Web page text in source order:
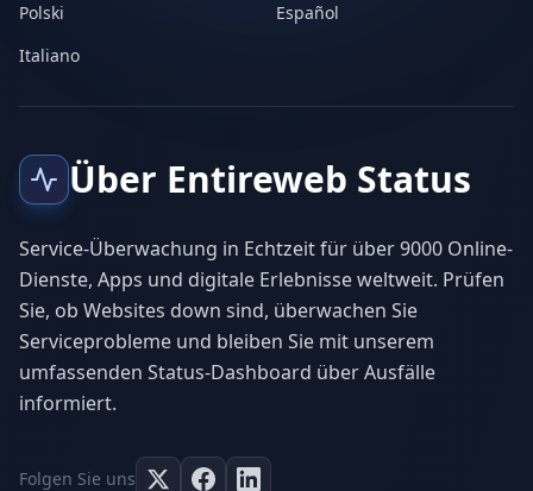
Polski
Español
Italiano
Über Entireweb Status
Service-Überwachung in Echtzeit für über 9000 Online-
Dienste, Apps und digitale Erlebnisse weltweit. Prüfen
Sie, ob Websites down sind, überwachen Sie
Serviceprobleme und bleiben Sie mit unserem
umfassenden Status-Dashboard über Ausfälle
informiert.
Folgen Sie uns